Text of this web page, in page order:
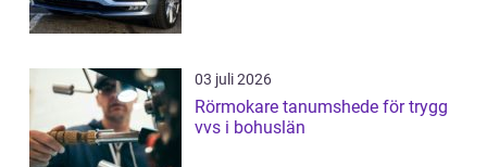
03 juli 2026
Rörmokare tanumshede för trygg
vvs i bohuslän